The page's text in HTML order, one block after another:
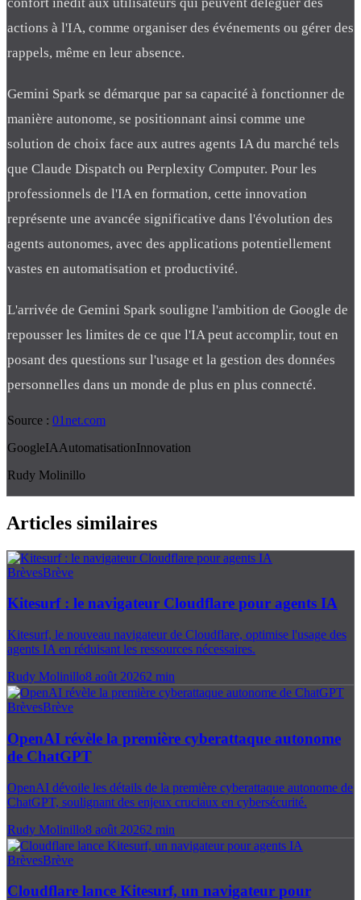
actions à l'IA, comme organiser des événements ou gérer des
rappels, même en leur absence.
Gemini Spark se démarque par sa capacité à fonctionner de
manière autonome, se positionnant ainsi comme une
solution de choix face aux autres agents IA du marché tels
que Claude Dispatch ou Perplexity Computer. Pour les
professionnels de l'IA en formation, cette innovation
représente une avancée significative dans l'évolution des
agents autonomes, avec des applications potentiellement
vastes en automatisation et productivité.
L'arrivée de Gemini Spark souligne l'ambition de Google de
repousser les limites de ce que l'IA peut accomplir, tout en
posant des questions sur l'usage et la gestion des données
personnelles dans un monde de plus en plus connecté.
Source : 01net.com
GoogleIAAutomatisationInnovation
Rudy Molinillo
Articles similaires
BrèvesBrève
Kitesurf : le navigateur Cloudflare pour agents IA
Kitesurf, le nouveau navigateur de Cloudflare, optimise l'usage des
agents IA en réduisant les ressources nécessaires.
Rudy Molinillo8 août 20262 min
BrèvesBrève
OpenAI révèle la première cyberattaque autonome
de ChatGPT
OpenAI dévoile les détails de la première cyberattaque autonome de
ChatGPT, soulignant des enjeux cruciaux en cybersécurité.
Rudy Molinillo8 août 20262 min
BrèvesBrève
Cloudflare lance Kitesurf, un navigateur pour